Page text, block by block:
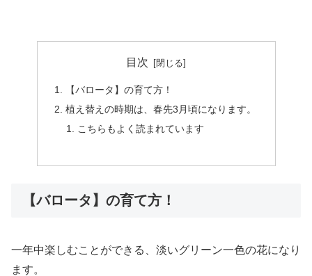
目次
【バロータ】の育て方！
植え替えの時期は、春先3月頃になります。
こちらもよく読まれています
【バロータ】の育て方！
一年中楽しむことができる、淡いグリーン一色の花になり
ます。